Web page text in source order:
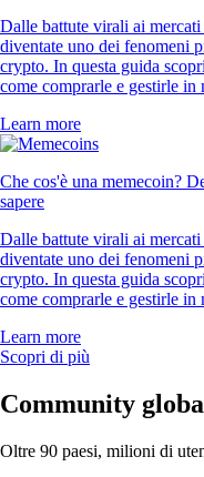
Dalle battute virali ai
diventate uno dei fenomeni
crypto. In questa guida
come comprarle e gestirle in
Learn more
Che cos'è una memecoin?
sapere
Dalle battute virali ai
diventate uno dei fenomeni
crypto. In questa guida
come comprarle e gestirle in
Learn more
Scopri di più
Community
Oltre 90 paesi, milioni di